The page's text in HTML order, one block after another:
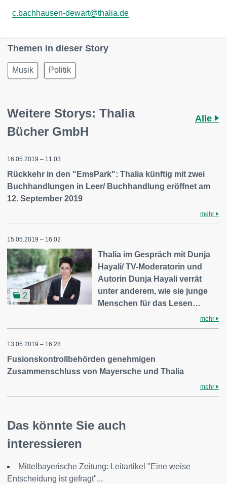
c.bachhausen-dewart@thalia.de
Themen in dieser Story
Musik Politik
Weitere Storys: Thalia
Bücher GmbH
Alle
16.05.2019 – 11:03
Rückkehr in den "EmsPark": Thalia künftig mit zwei
Buchhandlungen in Leer/ Buchhandlung eröffnet am
12. September 2019
mehr
15.05.2019 – 16:02
2
Thalia im Gespräch mit Dunja
Hayali/ TV-Moderatorin und
Autorin Dunja Hayali verrät
unter anderem, wie sie junge
Menschen für das Lesen…
mehr
13.05.2019 – 16:28
Fusionskontrollbehörden genehmigen
Zusammenschluss von Mayersche und Thalia
mehr
Das könnte Sie auch
interessieren
Mittelbayerische Zeitung: Leitartikel "Eine weise
Entscheidung ist gefragt"...